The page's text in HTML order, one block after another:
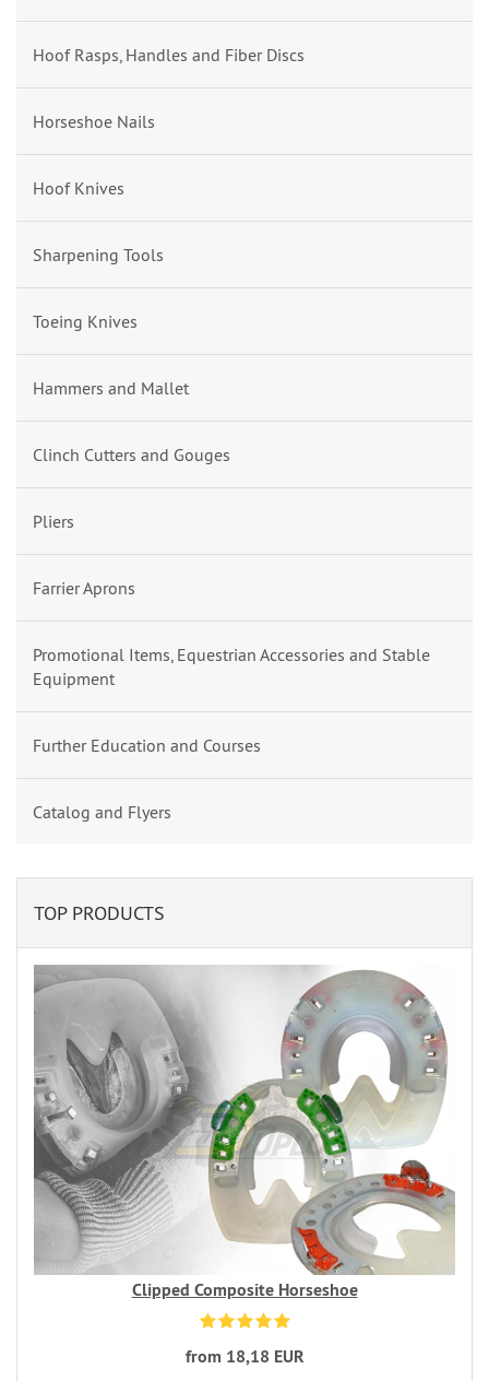
Hoof Rasps, Handles and Fiber Discs
Horseshoe Nails
Hoof Knives
Sharpening Tools
Toeing Knives
Hammers and Mallet
Clinch Cutters and Gouges
Pliers
Farrier Aprons
Promotional Items, Equestrian Accessories and Stable
Equipment
Further Education and Courses
Catalog and Flyers
TOP PRODUCTS
Clipped Composite Horseshoe
from 18,18 EUR